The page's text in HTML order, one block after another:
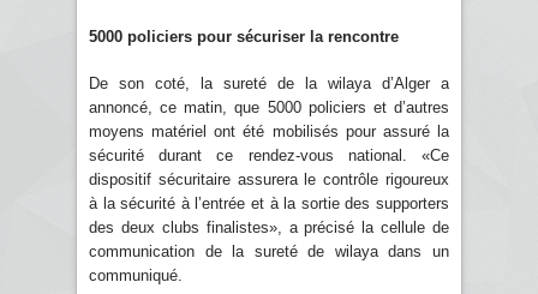
5000 policiers pour sécuriser la rencontre
De son coté, la sureté de la wilaya d’Alger a
annoncé, ce matin, que 5000 policiers et d’autres
moyens matériel ont été mobilisés pour assuré la
sécurité durant ce rendez-vous national. «Ce
dispositif sécuritaire assurera le contrôle rigoureux
à la sécurité à l’entrée et à la sortie des supporters
des deux clubs finalistes», a précisé la cellule de
communication de la sureté de wilaya dans un
communiqué.